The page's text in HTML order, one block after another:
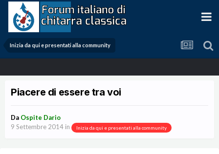
Inizia da qui e presentati alla community
Piacere di essere tra voi
Da Ospite Dario
9 Settembre 2014 in Inizia da qui e presentati alla community